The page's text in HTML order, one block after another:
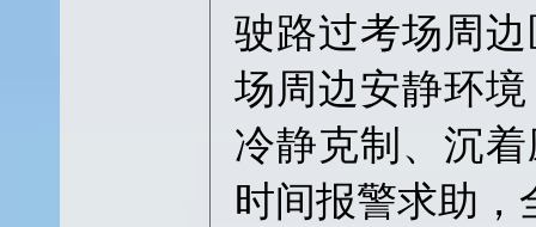
驶路过考场周
场周边安静环
冷静克制、沉
时间报警求助，